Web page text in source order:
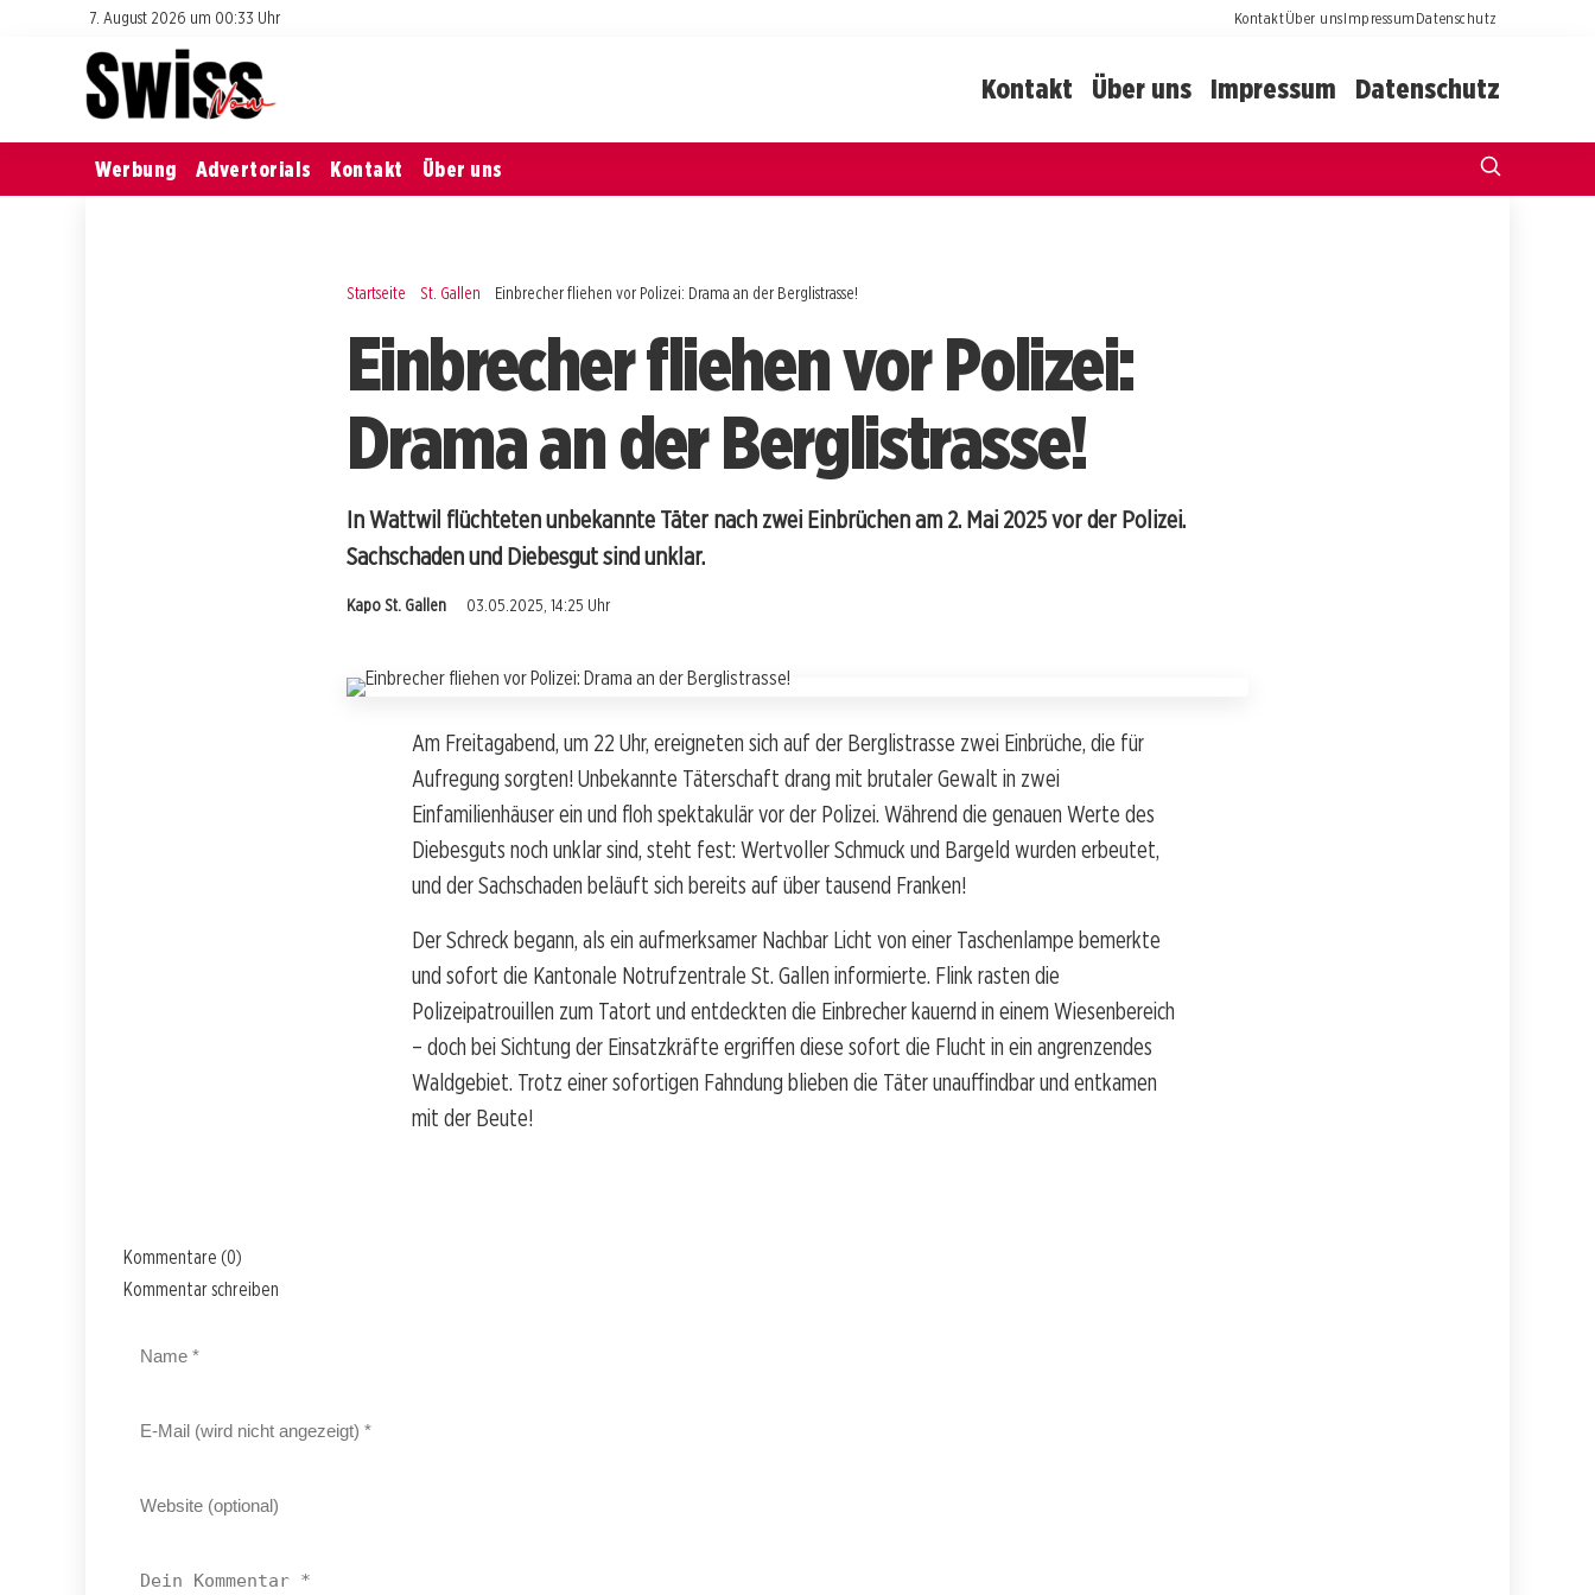
7. August 2026 um 00:33 Uhr KontaktÜber unsImpressumDatenschutz
Kontakt Über uns Impressum Datenschutz
Werbung Advertorials Kontakt Über uns
Startseite St. Gallen Einbrecher fliehen vor Polizei: Drama an der Berglistrasse!
Einbrecher fliehen vor Polizei:
Drama an der Berglistrasse!
In Wattwil flüchteten unbekannte Täter nach zwei Einbrüchen am 2. Mai 2025 vor der Polizei.
Sachschaden und Diebesgut sind unklar.
Kapo St. Gallen 03.05.2025, 14:25 Uhr
Am Freitagabend, um 22 Uhr, ereigneten sich auf der Berglistrasse zwei Einbrüche, die für
Aufregung sorgten! Unbekannte Täterschaft drang mit brutaler Gewalt in zwei
Einfamilienhäuser ein und floh spektakulär vor der Polizei. Während die genauen Werte des
Diebesguts noch unklar sind, steht fest: Wertvoller Schmuck und Bargeld wurden erbeutet,
und der Sachschaden beläuft sich bereits auf über tausend Franken!
Der Schreck begann, als ein aufmerksamer Nachbar Licht von einer Taschenlampe bemerkte
und sofort die Kantonale Notrufzentrale St. Gallen informierte. Flink rasten die
Polizeipatrouillen zum Tatort und entdeckten die Einbrecher kauernd in einem Wiesenbereich
– doch bei Sichtung der Einsatzkräfte ergriffen diese sofort die Flucht in ein angrenzendes
Waldgebiet. Trotz einer sofortigen Fahndung blieben die Täter unauffindbar und entkamen
mit der Beute!
Kommentare (0)
Kommentar schreiben